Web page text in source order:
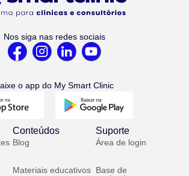
Nos siga nas redes sociais
o app do My Smart Clinic
Conteúdos
Blog
Materiais educativos
Suporte
Área de login
Base de